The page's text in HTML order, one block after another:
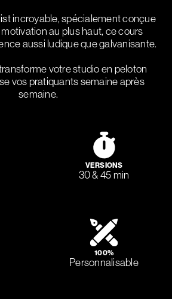
incroyable, spécialement conçue
au plus haut, ce cours
aussi ludique que galvanisante.
votre studio en peloton
vos pratiquants semaine après
semaine.
VERSIONS
30 & 45 min
100%
Personnalisable